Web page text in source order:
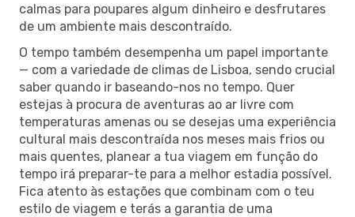
calmas para poupares algum dinheiro e desfrutares
de um ambiente mais descontraído.
O tempo também desempenha um papel importante
— com a variedade de climas de Lisboa, sendo crucial
saber quando ir baseando-nos no tempo. Quer
estejas à procura de aventuras ao ar livre com
temperaturas amenas ou se desejas uma experiência
cultural mais descontraída nos meses mais frios ou
mais quentes, planear a tua viagem em função do
tempo irá preparar-te para a melhor estadia possível.
Fica atento às estações que combinam com o teu
estilo de viagem e terás a garantia de uma